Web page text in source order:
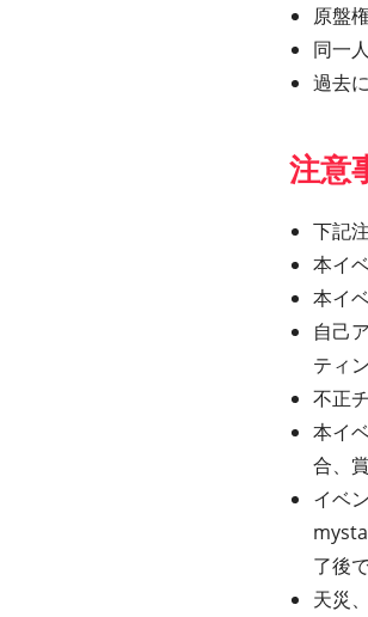
原盤
同一
過去
注意
下記
本イ
本イ
自己
ティ
不正
本イ
合、
イベ
了後
天災